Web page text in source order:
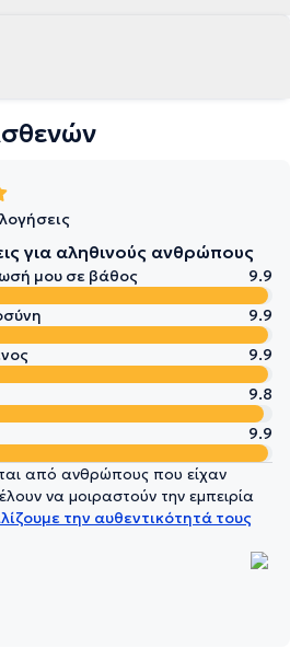
για αληθινούς ανθρώπους
μου σε βάθος
9.9
9.9
9.9
9.8
9.9
από ανθρώπους που είχαν
να μοιραστούν την εμπειρία
την αυθεντικότητά τους